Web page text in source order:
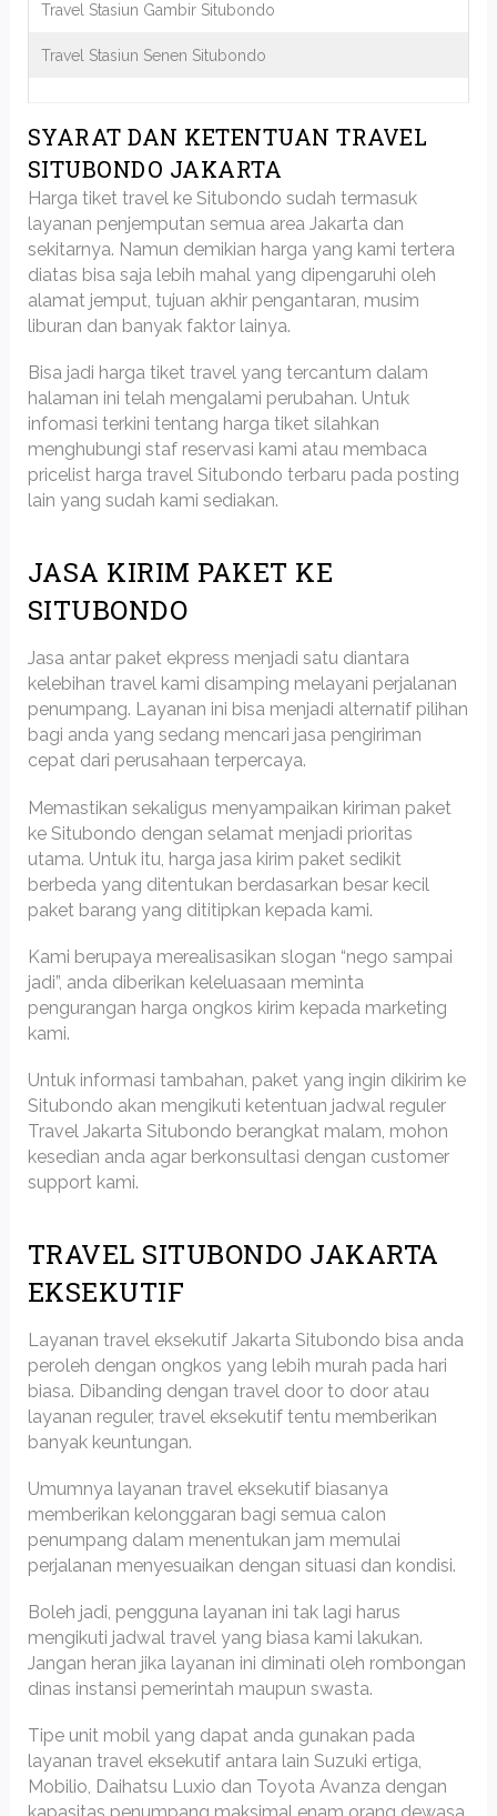
Travel Stasiun Gambir Situbondo
Travel Stasiun Senen Situbondo
SYARAT DAN KETENTUAN TRAVEL
SITUBONDO JAKARTA
Harga tiket travel ke Situbondo sudah termasuk
layanan penjemputan semua area Jakarta dan
sekitarnya. Namun demikian harga yang kami tertera
diatas bisa saja lebih mahal yang dipengaruhi oleh
alamat jemput, tujuan akhir pengantaran, musim
liburan dan banyak faktor lainya.
Bisa jadi harga tiket travel yang tercantum dalam
halaman ini telah mengalami perubahan. Untuk
infomasi terkini tentang harga tiket silahkan
menghubungi staf reservasi kami atau membaca
pricelist harga travel Situbondo terbaru pada posting
lain yang sudah kami sediakan.
JASA KIRIM PAKET KE
SITUBONDO
Jasa antar paket ekpress menjadi satu diantara
kelebihan travel kami disamping melayani perjalanan
penumpang. Layanan ini bisa menjadi alternatif pilihan
bagi anda yang sedang mencari jasa pengiriman
cepat dari perusahaan terpercaya.
Memastikan sekaligus menyampaikan kiriman paket
ke Situbondo dengan selamat menjadi prioritas
utama. Untuk itu, harga jasa kirim paket sedikit
berbeda yang ditentukan berdasarkan besar kecil
paket barang yang dititipkan kepada kami.
Kami berupaya merealisasikan slogan “nego sampai
jadi”, anda diberikan keleluasaan meminta
pengurangan harga ongkos kirim kepada marketing
kami.
Untuk informasi tambahan, paket yang ingin dikirim ke
Situbondo akan mengikuti ketentuan jadwal reguler
Travel Jakarta Situbondo berangkat malam, mohon
kesedian anda agar berkonsultasi dengan customer
support kami.
TRAVEL SITUBONDO JAKARTA
EKSEKUTIF
Layanan travel eksekutif Jakarta Situbondo bisa anda
peroleh dengan ongkos yang lebih murah pada hari
biasa. Dibanding dengan travel door to door atau
layanan reguler, travel eksekutif tentu memberikan
banyak keuntungan.
Umumnya layanan travel eksekutif biasanya
memberikan kelonggaran bagi semua calon
penumpang dalam menentukan jam memulai
perjalanan menyesuaikan dengan situasi dan kondisi.
Boleh jadi, pengguna layanan ini tak lagi harus
mengikuti jadwal travel yang biasa kami lakukan.
Jangan heran jika layanan ini diminati oleh rombongan
dinas instansi pemerintah maupun swasta.
Tipe unit mobil yang dapat anda gunakan pada
layanan travel eksekutif antara lain Suzuki ertiga,
Mobilio, Daihatsu Luxio dan Toyota Avanza dengan